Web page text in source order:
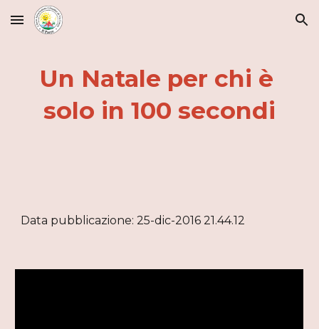
Skip to main content Skip to navigation
Un Natale per chi è
solo in 100 secondi
Data pubblicazione: 25-dic-2016 21.44.12